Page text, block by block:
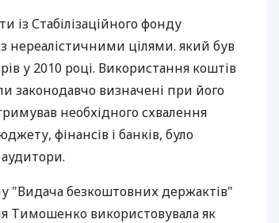
Стабілізаційного фонду
нереалістичними цілями. який був
у 2010 році. Використання коштів
законодавчо визначені при його
необхідного схвалення
фінансів і банків, було
"Видача безкоштовних держактів"
Тимошенко використовувала як